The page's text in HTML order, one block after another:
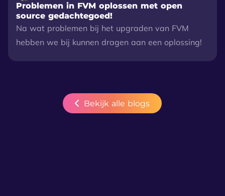
Problemen in FVM oplossen met open
source gedachtegoed!
Na wat problemen bij het upgraden van FVM
hebben we bij kunnen dragen aan een oplossing!
Bekijk alle blogs